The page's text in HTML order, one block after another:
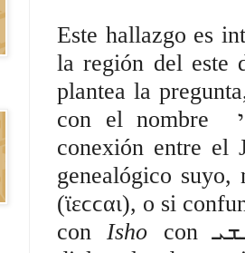
Este hallazgo es
la región del este
plantea la
conexión entre el
genealógico
con Isho